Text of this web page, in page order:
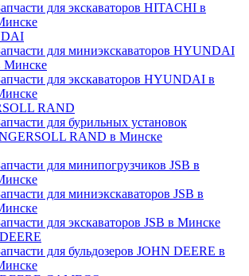
для экскаваторов HITACHI в
для миниэкскаваторов HYUNDAI
Минске
для экскаваторов HYUNDAI в
RAND
для бурильных установок
RAND в Минске
для минипогрузчиков JSB в
для миниэкскаваторов JSB в
для экскаваторов JSB в Минске
для бульдозеров JOHN DEERE в